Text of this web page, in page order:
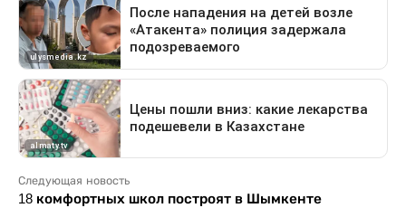
Следующая новость
18 комфортных школ построят в Шымкенте